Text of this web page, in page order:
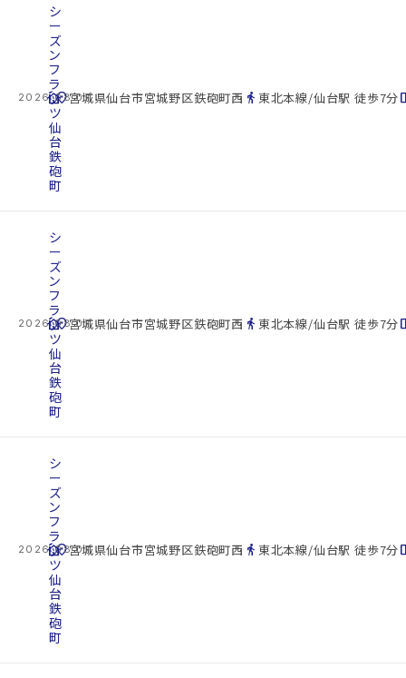
2026.08.07
cottage
シ
ー
ズ
ン
フ
ラ
ッ
ツ
仙
台
鉄
砲
町
location_on宮城県仙台市宮城野区鉄砲町西 directions_walk 東北本線/仙台駅 徒歩7分
2026.08.07
cottage
シ
ー
ズ
ン
フ
ラ
ッ
ツ
仙
台
鉄
砲
町
location_on宮城県仙台市宮城野区鉄砲町西 directions_walk 東北本線/仙台駅 徒歩7分
2026.08.07
cottage
シ
ー
ズ
ン
フ
ラ
ッ
ツ
仙
台
鉄
砲
町
location_on宮城県仙台市宮城野区鉄砲町西 directions_walk 東北本線/仙台駅 徒歩7分